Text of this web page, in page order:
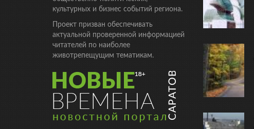
культурных и бизнес событий региона.
Проект призван обеспечивать
актуальной проверенной информацией
читателей по наиболее
животрепещущим тематикам.